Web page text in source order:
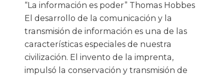
“La información es poder” Thomas Hobbes
El desarrollo de la comunicación y la
transmisión de información es una de las
características especiales de nuestra
civilización. El invento de la imprenta,
impulsó la conservación y transmisión de